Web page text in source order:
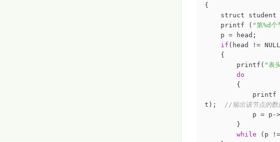
{
struct
printf ( "第%d个
p =
if (head !=
{
printf( "表
do
{
printf
t); //输出该节点的数
p = p-
}
while (p